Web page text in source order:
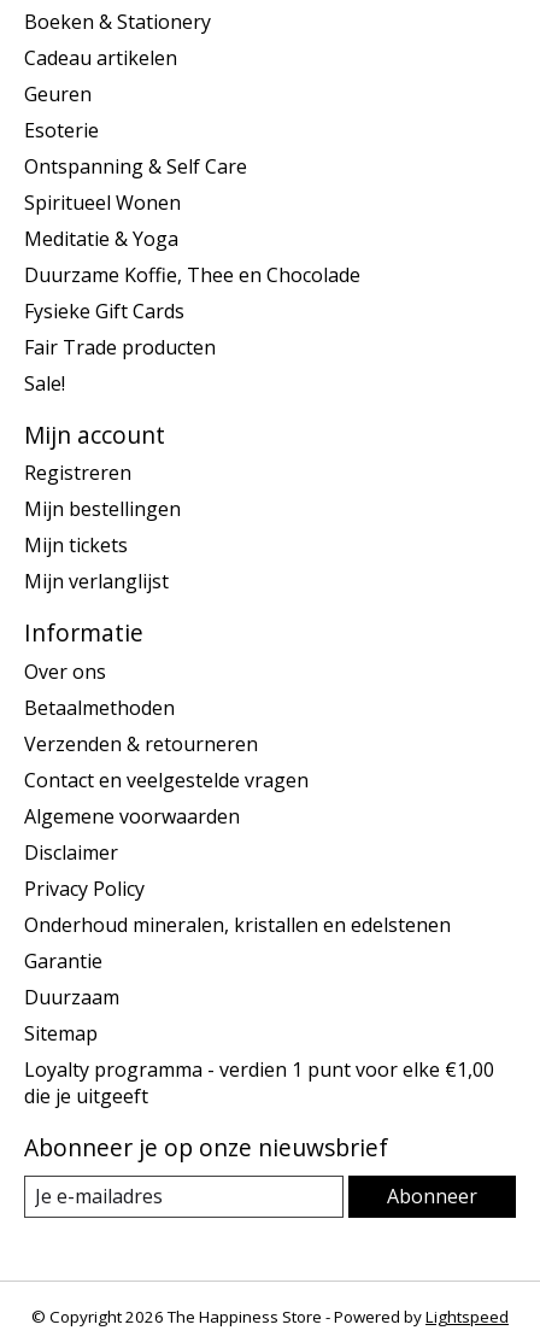
Boeken & Stationery
Cadeau artikelen
Geuren
Esoterie
Ontspanning & Self Care
Spiritueel Wonen
Meditatie & Yoga
Duurzame Koffie, Thee en Chocolade
Fysieke Gift Cards
Fair Trade producten
Sale!
Mijn account
Registreren
Mijn bestellingen
Mijn tickets
Mijn verlanglijst
Informatie
Over ons
Betaalmethoden
Verzenden & retourneren
Contact en veelgestelde vragen
Algemene voorwaarden
Disclaimer
Privacy Policy
Onderhoud mineralen, kristallen en edelstenen
Garantie
Duurzaam
Sitemap
Loyalty programma - verdien 1 punt voor elke €1,00
die je uitgeeft
Abonneer je op onze nieuwsbrief
Abonneer
© Copyright 2026 The Happiness Store - Powered byLightspeed